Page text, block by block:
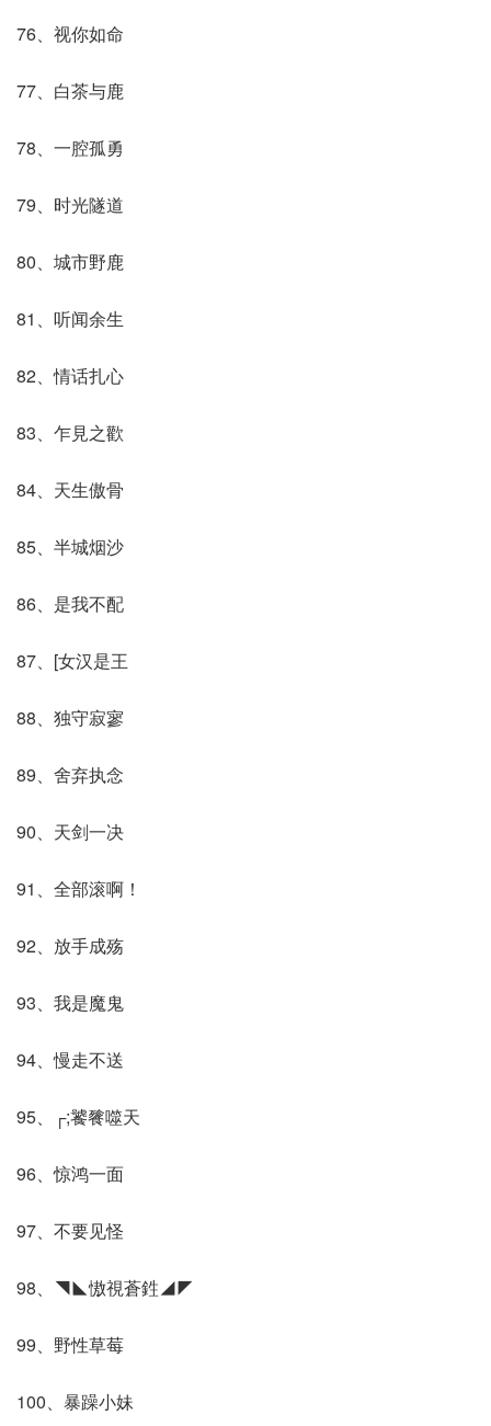
76、视你如命
77、白茶与鹿
78、一腔孤勇
79、时光隧道
80、城市野鹿
81、听闻余生
82、情话扎心
83、乍見之歡
84、天生傲骨
85、半城烟沙
86、是我不配
87、[女汉是王
88、独守寂寥
89、舍弃执念
90、天剑一决
91、全部滚啊！
92、放手成殇
93、我是魔鬼
94、慢走不送
95、┌;饕餮噬天
96、惊鸿一面
97、不要见怪
98、◥◣慠視蒼鉎◢◤
99、野性草莓
100、暴躁小妹